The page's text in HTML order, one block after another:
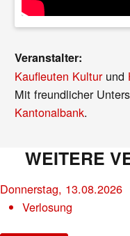
Veranstalter:
Kaufleuten Kulturund
Mit freundlicher
Kantonalbank.
WEITERE
Donnerstag, 13.08.2026
Verlosung